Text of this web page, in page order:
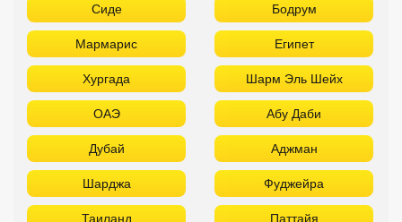
Сиде Бодрум
Мармарис Египет
Хургада Шарм Эль Шейх
ОАЭ Абу Даби
Дубай Аджман
Шарджа Фуджейра
Таиланд Паттайя